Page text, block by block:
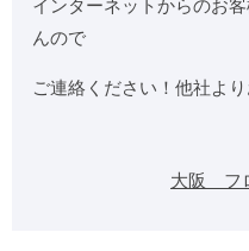
インターネットからのお
んので
ご連絡ください！他社よ
大阪 フ